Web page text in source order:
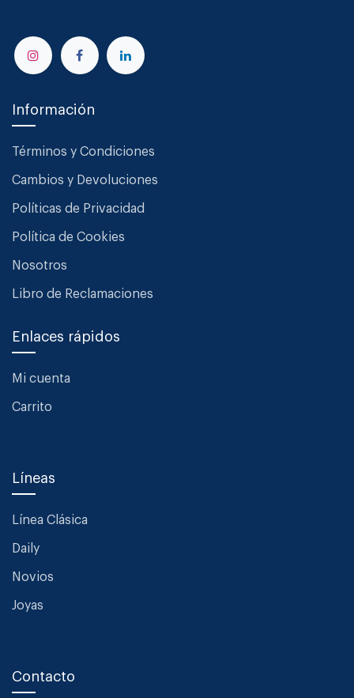
Información
Términos y Condiciones
Cambios y Devoluciones
Políticas de Privacidad
Política de Cookies
Nosotros
Libro de Reclamaciones
Enlaces rápidos
Mi cuenta
Carrito
Líneas
Línea Clásica
Daily
Novios
Joyas
Contacto